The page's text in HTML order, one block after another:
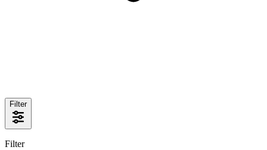
Filter
Filter